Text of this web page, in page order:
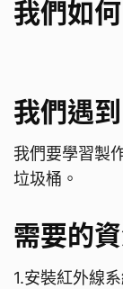
我們如
我們遇
我們要學習製
垃圾桶。
需要的
1.安裝紅外線